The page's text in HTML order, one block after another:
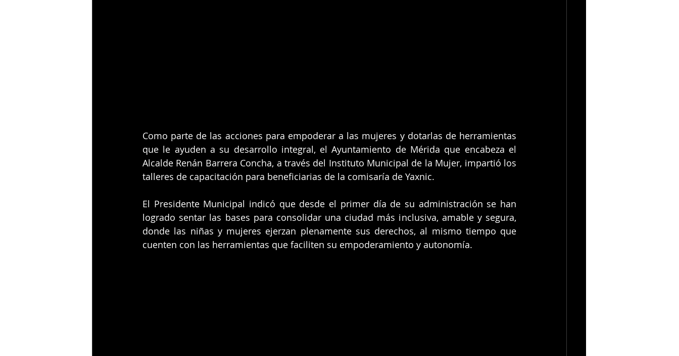
Como parte de las acciones para empoderar a las mujeres y dotarlas de herramientas
que le ayuden a su desarrollo integral, el Ayuntamiento de Mérida que encabeza el
Alcalde Renán Barrera Concha, a través del Instituto Municipal de la Mujer, impartió los
talleres de capacitación para beneficiarias de la comisaría de Yaxnic.
El Presidente Municipal indicó que desde el primer día de su administración se han
logrado sentar las bases para consolidar una ciudad más inclusiva, amable y segura,
donde las niñas y mujeres ejerzan plenamente sus derechos, al mismo tiempo que
cuenten con las herramientas que faciliten su empoderamiento y autonomía.